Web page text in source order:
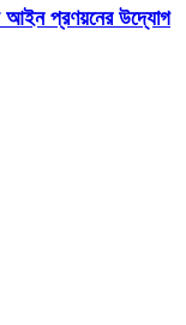
আইন প্রণয়নের উদ্যোগ